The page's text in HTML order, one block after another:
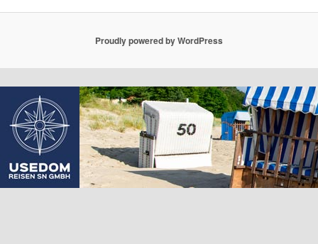
Proudly powered by WordPress